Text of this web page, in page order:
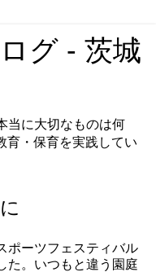
グ - 茨城
当に大切なものは何
育・保育を実践してい
ポーツフェスティバル
た。いつもと違う園庭